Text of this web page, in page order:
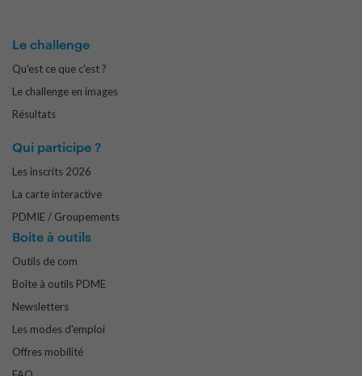
Le challenge
Qu'est ce que c'est ?
Le challenge en images
Résultats
Qui participe ?
Les inscrits 2026
La carte interactive
PDMIE / Groupements
Boite à outils
Outils de com
Boîte à outils PDME
Newsletters
Les modes d'emploi
Offres mobilité